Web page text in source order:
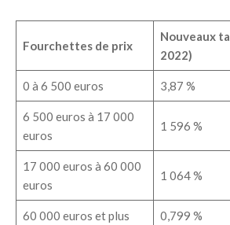
Fourchettes de prix
Nouveaux
2022)
0 à 6 500 euros 3,87 %
6 500 euros à 17 000
euros
1 596 %
17 000 euros à 60 000
euros
1 064 %
60 000 euros et plus 0,799 %